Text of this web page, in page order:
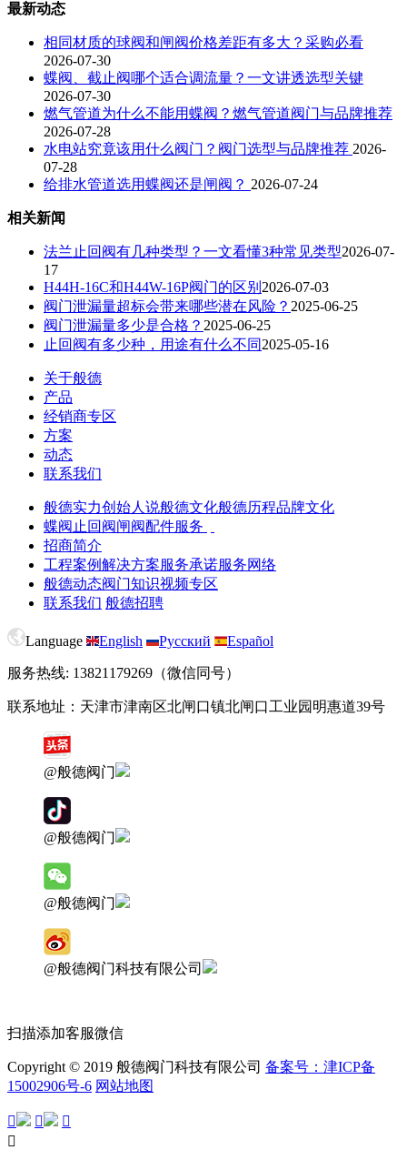
最新动态
相同材质的球阀和闸阀价格差距有多大？采购必看
2026-07-30
蝶阀、截止阀哪个适合调流量？一文讲透选型关键
2026-07-30
燃气管道为什么不能用蝶阀？燃气管道阀门与品牌推荐
2026-07-28
水电站究竟该用什么阀门？阀门选型与品牌推荐 2026-
07-28
给排水管道选用蝶阀还是闸阀？ 2026-07-24
相关新闻
法兰止回阀有几种类型？一文看懂3种常见类型2026-07-
17
H44H-16C和H44W-16P阀门的区别 2026-07-03
阀门泄漏量超标会带来哪些潜在风险？ 2025-06-25
阀门泄漏量多少是合格？ 2025-06-25
止回阀有多少种，用途有什么不同2025-05-16
关于般德
产品
经销商专区
方案
动态
联系我们
般德实力创始人说般德文化般德历程品牌文化
蝶阀止回阀闸阀配件服务
招商简介
工程案例解决方案服务承诺服务网络
般德动态阀门知识视频专区
联系我们 般德招聘
Language English Русский Español
服务热线: 13821179269（微信同号）
联系地址：天津市津南区北闸口镇北闸口工业园明惠道39号
@般德阀门
@般德阀门
@般德阀门
@般德阀门科技有限公司
扫描添加客服微信
Copyright © 2019 般德阀门科技有限公司 备案号：津ICP备
15002906号-6 网站地图
 

